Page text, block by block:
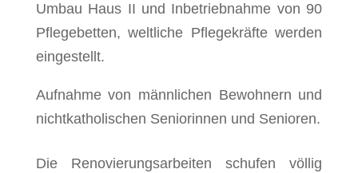
Umbau Haus II und Inbetriebnahme von 90
Pflegebetten, weltliche Pflegekräfte werden
eingestellt.
Aufnahme von männlichen Bewohnern und
nichtkatholischen Seniorinnen und Senioren.
Die Renovierungsarbeiten schufen völlig